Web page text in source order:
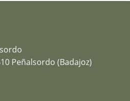
Peñalsordo (Badajoz)